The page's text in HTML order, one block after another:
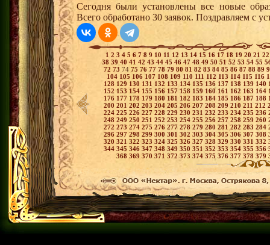
Сегодня были установлены все новые
Всего обработано 30 заявок. Поздравляем с
1 2 3 4 5 6 7 8 9 10 11 12 13 14 15 16 17 18 19 20 21
38 39 40 41 42 43 44 45 46 47 48 49 50 51 52 53 54 55
72 73 74 75 76 77 78 79 80 81 82 83 84 85 86 87 88 89
104 105 106 107 108 109 110 111 112 113 114 115 116
128 129 130 131 132 133 134 135 136 137 138 139 140
152 153 154 155 156 157158 159 160 161 162 163 164
176 177 178 179 180 181 182 183 184 185 186 187 188
200 201 202 203 204 205 206 207 208 209 210 211 212
224 225 226 227 228 229 230 231 232 233 234 235 236
248 249 250 251 252 253 254 255 256 257 258 259 260
272 273 274 275 276 277 278 279 280 281 282 283 284
296 297 298 299 300 301 302 303 304 305 306 307 308
320 321 322 323 324 325 326 327 328 329 330 331 332
344 345 346 347 348 349 350 351 352 353 354 355 356
368 369 370 371 372 373 374 375 376 377 378 379